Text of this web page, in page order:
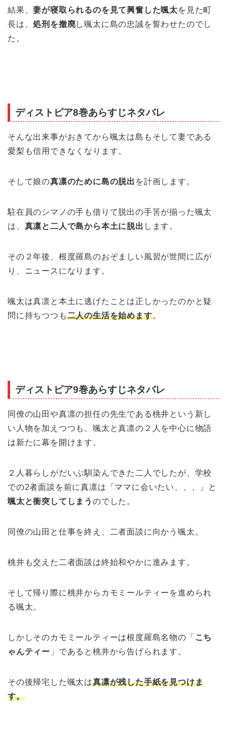
結果、妻が寝取られるのを見て興奮した颯太を見た町
長は、処刑を撤廃し颯太に島の忠誠を誓わせたのでし
た。
ディストピア8巻あらすじネタバレ
そんな出来事がおきてから颯太は島もそして妻である
愛梨も信用できなくなります。
そして娘の真凛のために島の脱出 を計画します。
駐在員のシマノの手も借りて脱出の手筈が揃った颯太
は、 真凛と二人で島から本土に脱出 します。
その２年後、根度羅島のおぞましい風習が世間に広が
り、ニュースになります。
颯太は真凛と本土に逃げたことは正しかったのかと疑
問に持ちつつも二人の生活を始めます。
ディストピア9巻あらすじネタバレ
同僚の山田や真凛の担任の先生である桃井という新し
い人物を加えつつも、颯太と真凛の２人を中心に物語
は新たに幕を開けます。
２人暮らしがだいぶ馴染んできた二人でしたが、学校
での2者面談を前に真凛は「ママに会いたい、、、」と
颯太と衝突してしまう のでした。
同僚の山田と仕事を終え、二者面談に向かう颯太。
桃井も交えた二者面談は終始和やかに進みます。
そして帰り際に桃井からカモミールティーを進められ
る颯太。
しかしそのカモミールティーは根度羅島名物の「 こち
ゃんティー 」であると桃井から告げられます。
その後帰宅した颯太は真凛が残した手紙を見つけま
す。